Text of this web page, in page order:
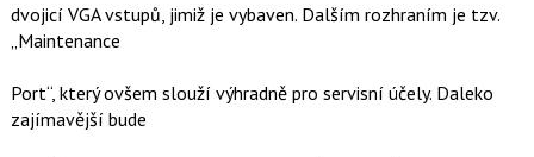
dvojicí VGA vstupů, jimiž je vybaven. Dalším rozhraním je tzv.
„Maintenance
Port“, který ovšem slouží výhradně pro servisní účely. Daleko
zajímavější bude